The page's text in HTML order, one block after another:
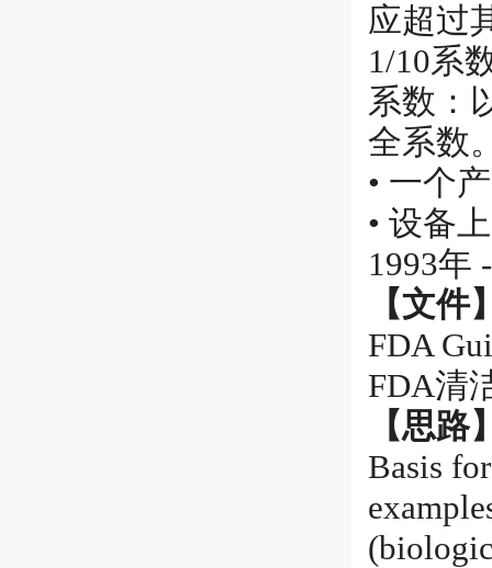
应超过
1/10系
系数：
全系数
• 一个
• 设备
1993年
【文件
FDA
FDA清
【思路
Basis